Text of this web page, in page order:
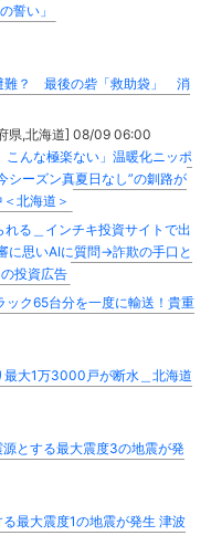
誓い」
難？ 最後の砦「救助袋」 消
県,北海道] 08/09 06:00
こんな極楽ない」温暖化ニッポ
シーズン真夏日なし”の釧路が
北海道＞
る＿インチキ投資サイトで出
に思いAIに質問→詐欺の手口と
投資広告
ク65台分を一度に輸送！貴重
最大1万3000戸が断水＿北海道
源とする最大震度3の地震が発
最大震度1の地震が発生 津波